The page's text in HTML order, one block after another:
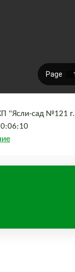
"Ясли-сад №121